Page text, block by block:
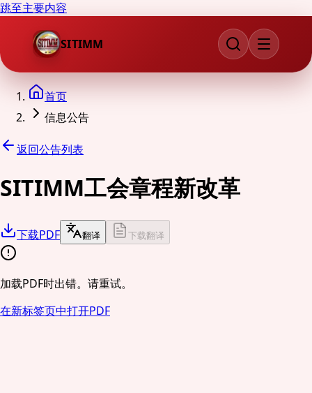
跳至主要内容
SITIMM
首页
信息公告
返回公告列表
SITIMM工会章程新改革
下载PDF 翻译 下载翻译
加载PDF时出错。请重试。
在新标签页中打开PDF